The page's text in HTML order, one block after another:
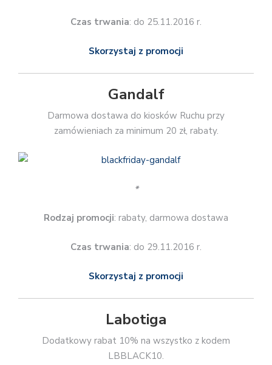
Czas trwania: do 25.11.2016 r.
Skorzystaj z promocji
Gandalf
Darmowa dostawa do kiosków Ruchu przy
zamówieniach za minimum 20 zł, rabaty.
*
Rodzaj promocji: rabaty, darmowa dostawa
Czas trwania: do 29.11.2016 r.
Skorzystaj z promocji
Labotiga
Dodatkowy rabat 10% na wszystko z kodem
LBBLACK10.